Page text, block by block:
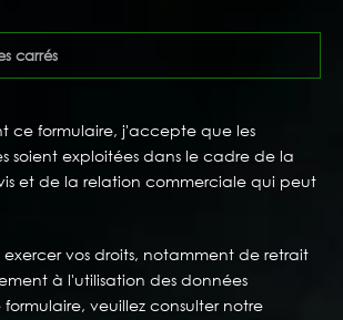
ce formulaire, j'accepte que les
soient exploitées dans le cadre de la
et de la relation commerciale qui peut
vos droits, notamment de retrait
à l'utilisation des données
veuillez consulter notre